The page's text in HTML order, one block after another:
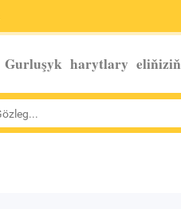
Gurluşyk harytlary eliňiziň